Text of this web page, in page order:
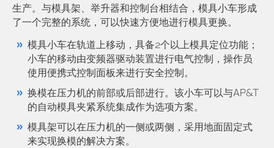
生产。与模具架、举升器和控制台相结合，模具小车形成
了一个完整的系统，可以快速方便地进行模具更换。
模具小车在轨道上移动，具备2个以上模具定位功能；
小车的移动由变频器驱动装置进行电气控制，操作员
使用便携式控制面板来进行安全控制。
换模在压力机的前部或后部进行。该小车可以与AP&T
的自动模具夹紧系统集成作为选项方案。
模具架可以在压力机的一侧或两侧，采用地面固定式
来实现换模的解决方案。